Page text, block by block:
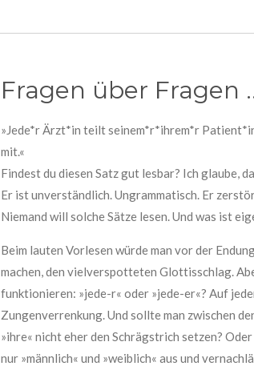
Fragen über Fragen
»Jede*r Ärzt*in teilt seinem*r*ihrem*r
mit.«
Findest du diesen Satz gut lesbar? Ich glaube,
Er ist unverständlich. Ungrammatisch. Er
Niemand will solche Sätze lesen. Und was ist
Beim lauten Vorlesen würde man vor der
machen, den vielverspotteten Glottisschlag.
funktionieren: »jede-r« oder »jede-er«? Auf
Zungenverrenkung. Und sollte man zwischen
»ihre« nicht eher den Schrägstrich setzen?
nur »männlich« und »weiblich« aus und